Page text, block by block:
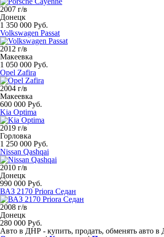
2007 г/в
Донецк
1 350 000 Руб.
Volkswagen Passat
2012 г/в
Макеевка
1 050 000 Руб.
Opel Zafira
2004 г/в
Макеевка
600 000 Руб.
Kia Optima
2019 г/в
Горловка
1 250 000 Руб.
Nissan Qashqai
2010 г/в
Донецк
990 000 Руб.
ВАЗ 2170 Priora Седан
2008 г/в
Донецк
280 000 Руб.
Авто в ДНР - купить, продать, обменять авто